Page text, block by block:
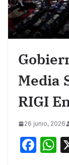
Media
RIGI
26 junio, 2026
F